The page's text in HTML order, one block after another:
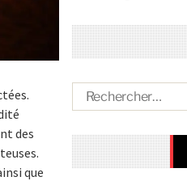
des
que